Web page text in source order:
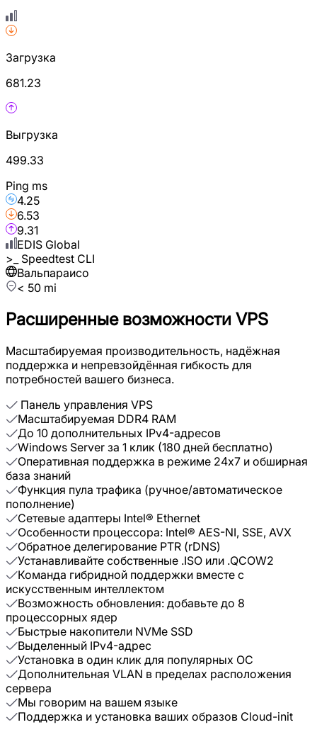
Загрузка
681.23
Выгрузка
499.33
Ping ms
4.25
6.53
9.31
EDIS Global
>_ Speedtest CLI
Вальпараисо
< 50 mi
Расширенные возможности VPS
Масштабируемая производительность, надёжная
поддержка и непревзойдённая гибкость для
потребностей вашего бизнеса.
Панель управления VPS
Масштабируемая DDR4 RAM
До 10 дополнительных IPv4-адресов
Windows Server за 1 клик (180 дней бесплатно)
Оперативная поддержка в режиме 24x7 и обширная
база знаний
Функция пула трафика (ручное/автоматическое
пополнение)
Сетевые адаптеры Intel® Ethernet
Особенности процессора: Intel® AES-NI, SSE, AVX
Обратное делегирование PTR (rDNS)
Устанавливайте собственные .ISO или .QCOW2
Команда гибридной поддержки вместе с
искусственным интеллектом
Возможность обновления: добавьте до 8
процессорных ядер
Быстрые накопители NVMe SSD
Выделенный IPv4-адрес
Установка в один клик для популярных ОС
Дополнительная VLAN в пределах расположения
сервера
Мы говорим на вашем языке
Поддержка и установка ваших образов Cloud-init